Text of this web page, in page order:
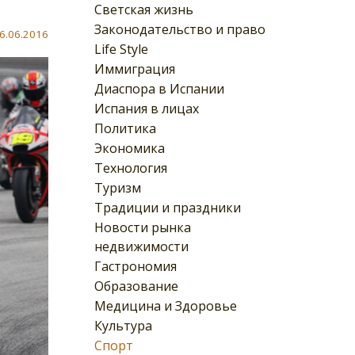
Светская жизнь
Законодательство и право
Life Style
Иммиграция
Диаспора в Испании
Испания в лицах
Политика
Экономика
Технология
Туризм
Традиции и праздники
Новости рынка
недвижимости
Гастрономия
Образование
Медицина и Здоровье
Культура
Спорт